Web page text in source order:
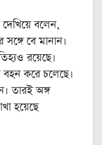
দেখিয়ে বলেন,
বে মানান।
রয়েছে।
বহন করে চলেছে।
তারই অঙ্গ
হয়েছে